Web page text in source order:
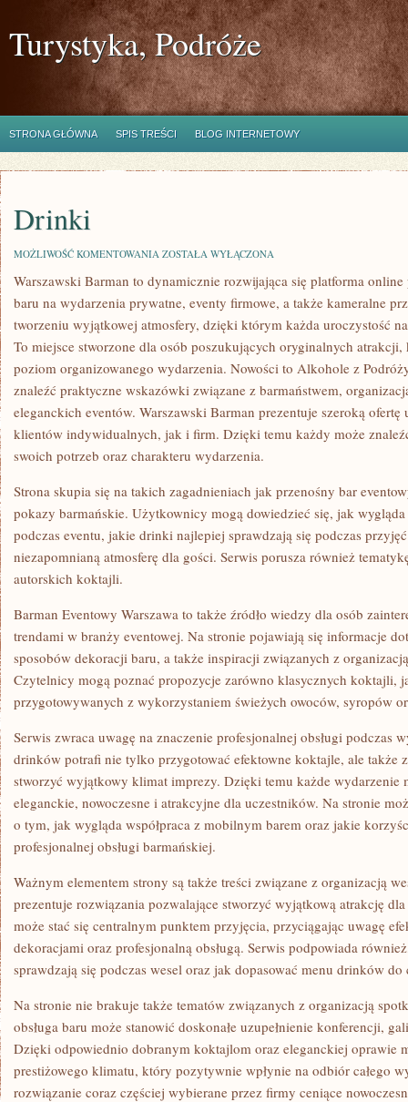
Turystyka, Podróże
STRONA GŁÓWNA SPIS TREŚCI BLOG INTERNETOWY
Drinki
MOŻLIWOŚĆ KOMENTOWANIA DRINKI
ZOSTAŁA WYŁĄCZONA
Warszawski Barman to dynamicznie rozwijająca się platforma
baru na wydarzenia prywatne, eventy firmowe, a także kameralne
tworzeniu wyjątkowej atmosfery, dzięki którym każda uroczystość
To miejsce stworzone dla osób poszukujących oryginalnych
poziom organizowanego wydarzenia. Nowości to Alkohole z
znaleźć praktyczne wskazówki związane z barmaństwem,
eleganckich eventów. Warszawski Barman prezentuje szeroką ofertę
klientów indywidualnych, jak i firm. Dzięki temu każdy może
swoich potrzeb oraz charakteru wydarzenia.
Strona skupia się na takich zagadnieniach jak przenośny bar
pokazy barmańskie. Użytkownicy mogą dowiedzieć się, jak wygląda
podczas eventu, jakie drinki najlepiej sprawdzają się podczas
niezapomnianą atmosferę dla gości. Serwis porusza również
autorskich koktajli.
Barman Eventowy Warszawa to także źródło wiedzy dla osób
trendami w branży eventowej. Na stronie pojawiają się informacje
sposobów dekoracji baru, a także inspiracji związanych z
Czytelnicy mogą poznać propozycje zarówno klasycznych koktajli,
przygotowywanych z wykorzystaniem świeżych owoców, syropów
Serwis zwraca uwagę na znaczenie profesjonalnej obsługi podczas
drinków potrafi nie tylko przygotować efektowne koktajle, ale także
stworzyć wyjątkowy klimat imprezy. Dzięki temu każde wydarzenie
eleganckie, nowoczesne i atrakcyjne dla uczestników. Na stronie
o tym, jak wygląda współpraca z mobilnym barem oraz jakie
profesjonalnej obsługi barmańskiej.
Ważnym elementem strony są także treści związane z organizacją
prezentuje rozwiązania pozwalające stworzyć wyjątkową atrakcję
może stać się centralnym punktem przyjęcia, przyciągając uwagę
dekoracjami oraz profesjonalną obsługą. Serwis podpowiada
sprawdzają się podczas wesel oraz jak dopasować menu drinków
Na stronie nie brakuje także tematów związanych z organizacją
obsługa baru może stanowić doskonałe uzupełnienie konferencji,
Dzięki odpowiednio dobranym koktajlom oraz eleganckiej oprawie
prestiżowego klimatu, który pozytywnie wpłynie na odbiór całego
rozwiązanie coraz częściej wybierane przez firmy ceniące